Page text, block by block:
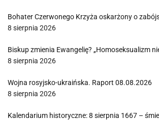
Bohater Czerwonego Krzyża oskarżony o
8 sierpnia 2026
Biskup zmienia Ewangelię? „Homoseksualizm
8 sierpnia 2026
Wojna rosyjsko-ukraińska. Raport 08.08.2026
8 sierpnia 2026
Kalendarium historyczne: 8 sierpnia 1667 –